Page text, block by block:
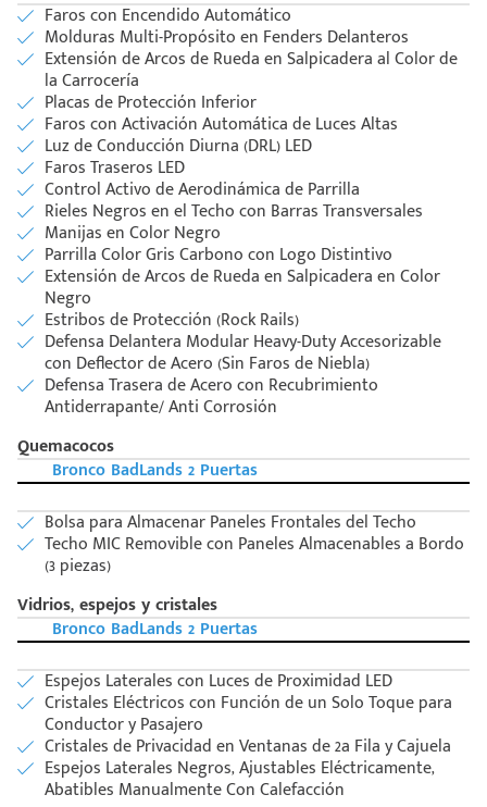
Faros con Encendido Automático
Molduras Multi-Propósito en Fenders Delanteros
Extensión de Arcos de Rueda en Salpicadera al Color de
la Carrocería
Placas de Protección Inferior
Faros con Activación Automática de Luces Altas
Luz de Conducción Diurna (DRL) LED
Faros Traseros LED
Control Activo de Aerodinámica de Parrilla
Rieles Negros en el Techo con Barras Transversales
Manijas en Color Negro
Parrilla Color Gris Carbono con Logo Distintivo
Extensión de Arcos de Rueda en Salpicadera en Color
Negro
Estribos de Protección (Rock Rails)
Defensa Delantera Modular Heavy-Duty Accesorizable
con Deflector de Acero (Sin Faros de Niebla)
Defensa Trasera de Acero con Recubrimiento
Antiderrapante/ Anti Corrosión
Quemacocos
Bronco BadLands 2 Puertas
Bolsa para Almacenar Paneles Frontales del Techo
Techo MIC Removible con Paneles Almacenables a Bordo
(3 piezas)
Vidrios, espejos y cristales
Bronco BadLands 2 Puertas
Espejos Laterales con Luces de Proximidad LED
Cristales Eléctricos con Función de un Solo Toque para
Conductor y Pasajero
Cristales de Privacidad en Ventanas de 2a Fila y Cajuela
Espejos Laterales Negros, Ajustables Eléctricamente,
Abatibles Manualmente Con Calefacción